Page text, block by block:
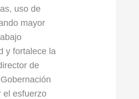
uso de
mayor
y fortalece la
de
el esfuerzo